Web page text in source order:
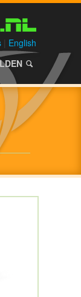
English